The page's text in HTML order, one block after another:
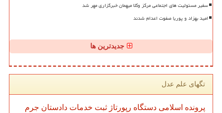
سفیر مسئولیت های اجتماعی مرکز وکلا میهمان خبرگزاری مهر شد
امید بهزاد و پوریا صفوت اعدام شدند
جدیدترین ها
تگهای علم عدل
پرونده اسلامی دستگاه رپورتاژ ثبت خدمات دادستان جرم